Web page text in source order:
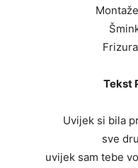
Tekst
Uvijek si bila
sve
uvijek sam tebe